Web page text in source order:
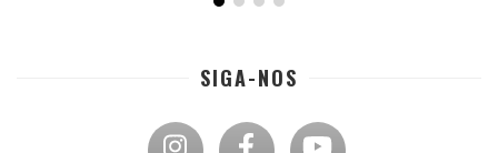
SIGA-NOS